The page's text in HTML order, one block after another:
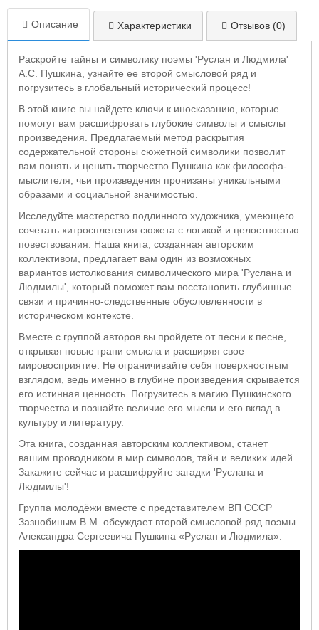
Описание Характеристики Отзывов (0)
Раскройте тайны и символику поэмы 'Руслан и Людмила'
А.С. Пушкина, узнайте ее второй смысловой ряд и
погрузитесь в глобальный исторический процесс!
В этой книге вы найдете ключи к иносказанию, которые
помогут вам расшифровать глубокие символы и смыслы
произведения. Предлагаемый метод раскрытия
содержательной стороны сюжетной символики позволит
вам понять и ценить творчество Пушкина как философа-
мыслителя, чьи произведения пронизаны уникальными
образами и социальной значимостью.
Исследуйте мастерство подлинного художника, умеющего
сочетать хитросплетения сюжета с логикой и целостностью
повествования. Наша книга, созданная авторским
коллективом, предлагает вам один из возможных
вариантов истолкования символического мира 'Руслана и
Людмилы', который поможет вам восстановить глубинные
связи и причинно-следственные обусловленности в
историческом контексте.
Вместе с группой авторов вы пройдете от песни к песне,
открывая новые грани смысла и расширяя свое
мировосприятие. Не ограничивайте себя поверхностным
взглядом, ведь именно в глубине произведения скрывается
его истинная ценность. Погрузитесь в магию Пушкинского
творчества и познайте величие его мысли и его вклад в
культуру и литературу.
Эта книга, созданная авторским коллективом, станет
вашим проводником в мир символов, тайн и великих идей.
Закажите сейчас и расшифруйте загадки 'Руслана и
Людмилы'!
Группа молодёжи вместе с представителем ВП СССР
Зазнобиным В.М. обсуждает второй смысловой ряд поэмы
Александра Сергеевича Пушкина «Руслан и Людмила»: